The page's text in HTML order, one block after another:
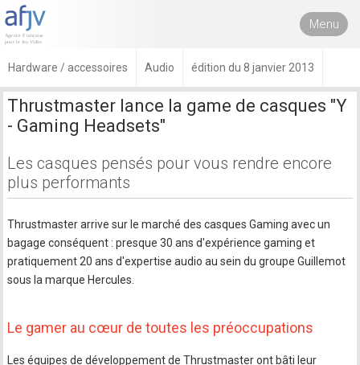
Menu
Hardware / accessoires Audio édition du 8 janvier 2013
Thrustmaster lance la game de casques "Y
- Gaming Headsets"
Les casques pensés pour vous rendre encore
plus performants
Thrustmaster arrive sur le marché des casques Gaming avec un
bagage conséquent : presque 30 ans d'expérience gaming et
pratiquement 20 ans d'expertise audio au sein du groupe Guillemot
sous la marque Hercules.
Le gamer au cœur de toutes les préoccupations
Les équipes de développement de Thrustmaster ont bâti leur